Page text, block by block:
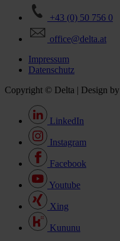
+43 (0) 50 756 0
office@delta.at
Impressum
Datenschutz
Copyright © Delta | Design by
LinkedIn
Instagram
Facebook
Youtube
Xing
Kununu